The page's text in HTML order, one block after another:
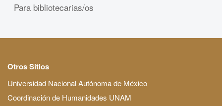
Para bibliotecarias/os
Otros Sitios
Universidad Nacional Autónoma de México
Coordinación de Humanidades UNAM